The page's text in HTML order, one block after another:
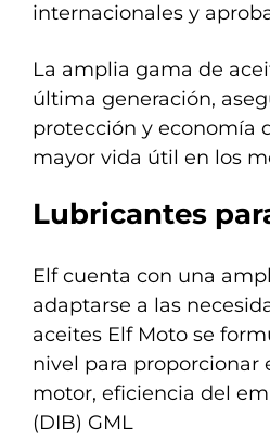
internacionales y
La amplia gama de
última generación,
protección y economía
mayor vida útil en los
Lubricantes
Elf cuenta con una
adaptarse a las
aceites Elf Moto se
nivel para
motor, eficiencia del
(DIB) GML